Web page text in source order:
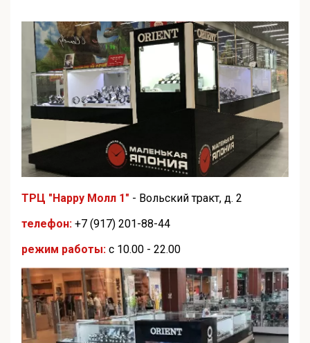
ТРЦ "Happy Молл 1" - Вольский тракт, д. 2
телефон: +7 (917) 201-88-44
режим работы: с 10.00 - 22.00